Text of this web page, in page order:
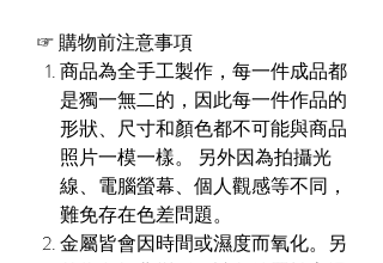
☞購物前注意事項
商品為全手工製作，每一件成品都
是獨一無二的，因此每一件作品的
形狀、尺寸和顏色都不可能與商品
照片一模一樣。 另外因為拍攝光
線、電腦螢幕、個人觀感等不同，
難免存在色差問題。
金屬皆會因時間或濕度而氧化。另